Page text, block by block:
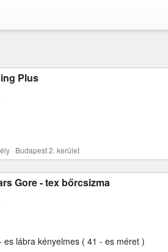
Plus
· Budapest 2. kerület
Gore - tex bőrcsizma
es lábra kényelmes ( 41 - es méret )